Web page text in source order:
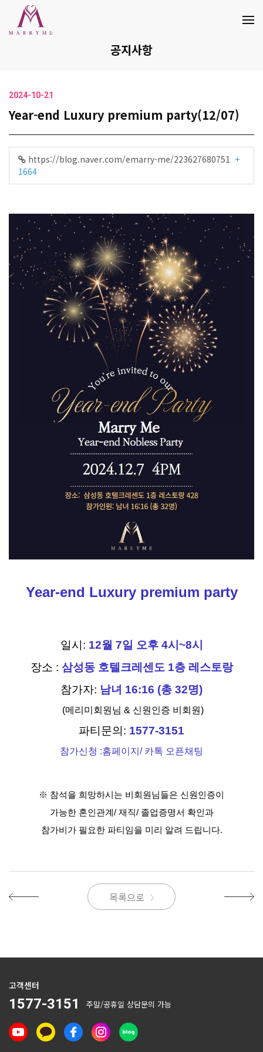
공지사항
2024-10-21
Year-end Luxury premium party(12/07)
https://blog.naver.com/emarry-me/223627680751 +
1664
Year-end Luxury premium party
일시: 12월 7일 오후 4시~8시
장소 : 삼성동 호텔크레센도 1층 레스토랑
참가자: 남녀 16:16 (총 32명)
(메리미회원님 & 신원인증 비회원)
파티문의: 1577-3151
참가신청 :홈페이지/ 카톡 오픈채팅
※ 참석을 희망하시는 비회원님들은 신원인증이
가능한 혼인관계/ 재직/ 졸업증명서 확인과
참가비가 필요한 파티임을 미리 알려 드립니다.
목록으로
고객센터
1577-3151 주말/공휴일 상담문의 가능